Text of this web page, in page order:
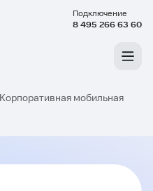
Подключение
8 495 266 63 60
Корпоративная мобильная